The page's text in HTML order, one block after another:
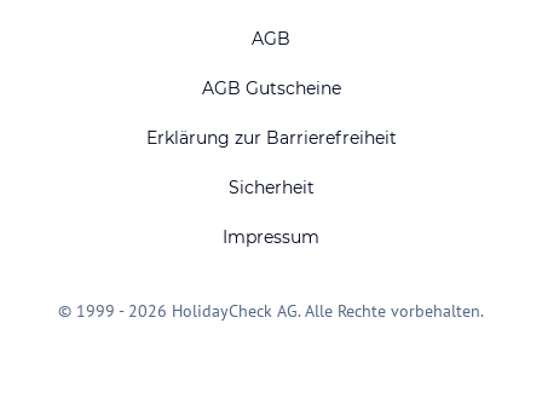
AGB
AGB Gutscheine
Erklärung zur Barrierefreiheit
Sicherheit
Impressum
© 1999 - 2026 HolidayCheck AG. Alle Rechte vorbehalten.